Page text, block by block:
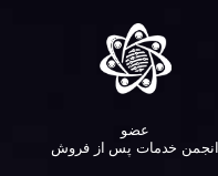
عضو
انجمن خدمات پس از فروش